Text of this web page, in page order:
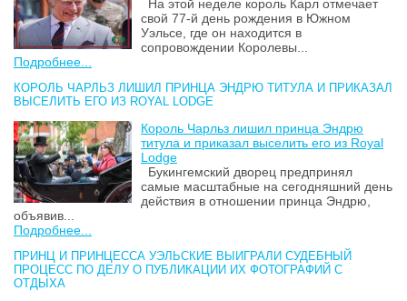
На этой неделе король Карл отмечает
свой 77-й день рождения в Южном
Уэльсе, где он находится в
сопровождении Королевы...
Подробнее...
КОРОЛЬ ЧАРЛЬЗ ЛИШИЛ ПРИНЦА ЭНДРЮ ТИТУЛА И ПРИКАЗАЛ
ВЫСЕЛИТЬ ЕГО ИЗ ROYAL LODGE
Король Чарльз лишил принца Эндрю
титула и приказал выселить его из Royal
Lodge
Букингемский дворец предпринял
самые масштабные на сегодняшний день
действия в отношении принца Эндрю,
объявив...
Подробнее...
ПРИНЦ И ПРИНЦЕССА УЭЛЬСКИЕ ВЫИГРАЛИ СУДЕБНЫЙ
ПРОЦЕСС ПО ДЕЛУ О ПУБЛИКАЦИИ ИХ ФОТОГРАФИЙ С
ОТДЫХА